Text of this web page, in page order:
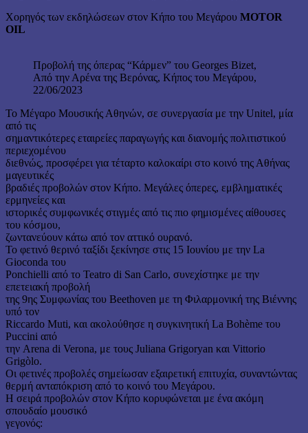
Χορηγός των εκδηλώσεων στον Κήπο του Μεγάρου MOTOR
OIL
Προβολή της όπερας “Κάρμεν” του Georges Bizet,
Από την Αρένα της Βερόνας, Κήπος του Μεγάρου,
22/06/2023
Το Μέγαρο Μουσικής Αθηνών, σε συνεργασία με την Unitel, μία
από τις
σημαντικότερες εταιρείες παραγωγής και διανομής πολιτιστικού
περιεχομένου
διεθνώς, προσφέρει για τέταρτο καλοκαίρι στο κοινό της Αθήνας
μαγευτικές
βραδιές προβολών στον Κήπο. Μεγάλες όπερες, εμβληματικές
ερμηνείες και
ιστορικές συμφωνικές στιγμές από τις πιο φημισμένες αίθουσες
του κόσμου,
ζωντανεύουν κάτω από τον αττικό ουρανό.
Το φετινό θερινό ταξίδι ξεκίνησε στις 15 Ιουνίου με την La
Gioconda του
Ponchielli από το Teatro di San Carlo, συνεχίστηκε με την
επετειακή προβολή
της 9ης Συμφωνίας του Beethoven με τη Φιλαρμονική της Βιέννης
υπό τον
Riccardo Muti, και ακολούθησε η συγκινητική La Bohème του
Puccini από
την Arena di Verona, με τους Juliana Grigoryan και Vittorio
Grigòlo.
Οι φετινές προβολές σημείωσαν εξαιρετική επιτυχία, συναντώντας
θερμή ανταπόκριση από το κοινό του Μεγάρου.
Η σειρά προβολών στον Κήπο κορυφώνεται με ένα ακόμη
σπουδαίο μουσικό
γεγονός: